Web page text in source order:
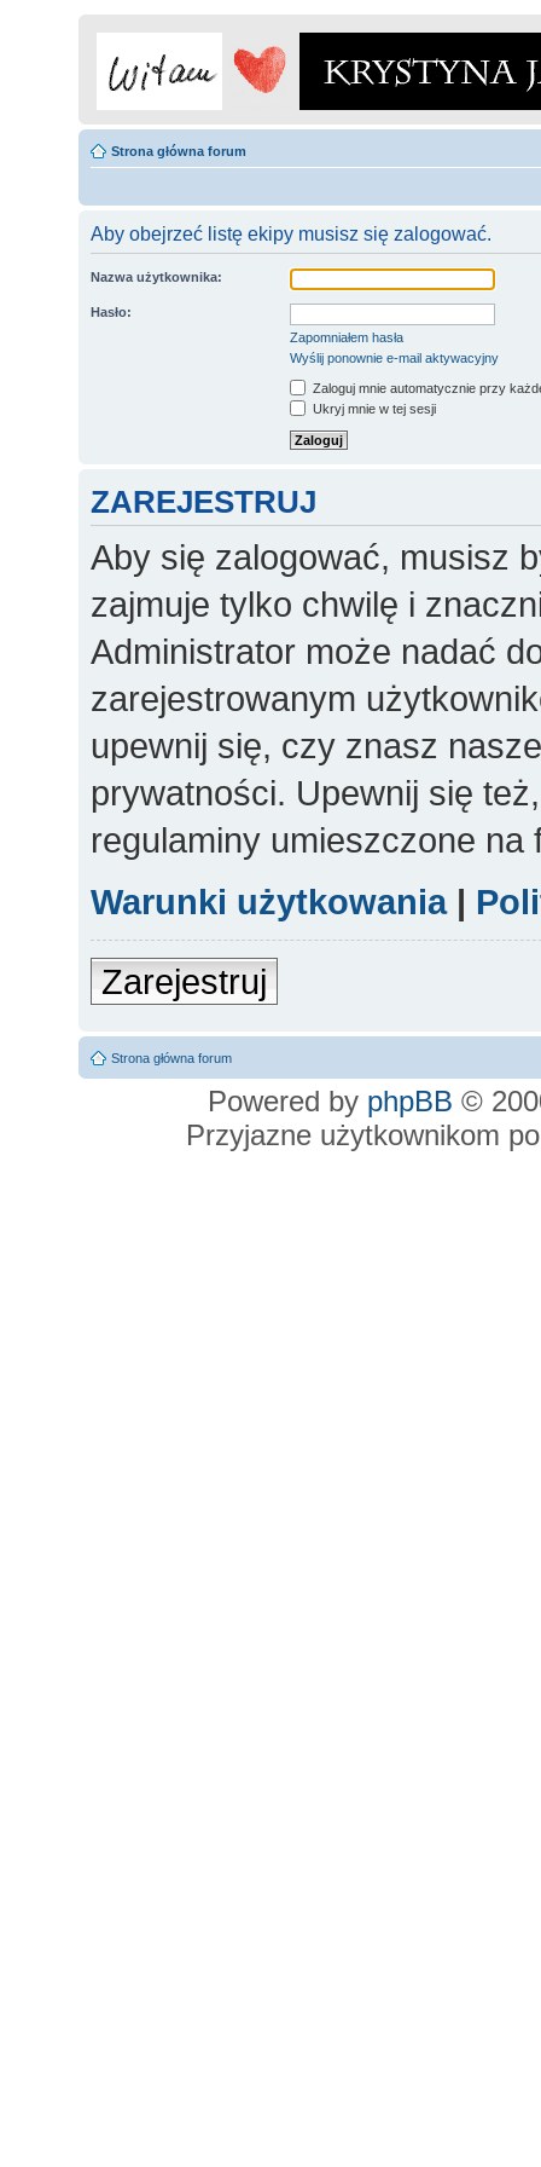
Strona główna forum
Aby obejrzeć listę ekipy musisz się zalogować.
Nazwa użytkownika:
Hasło:
Zapomniałem hasła
Wyślij ponownie e-mail aktywacyjny
Zaloguj mnie automatycznie przy
Ukryj mnie w tej sesji
ZAREJESTRUJ
Aby się zalogować, musisz
zajmuje tylko chwilę i
Administrator może nadać
zarejestrowanym
upewnij się, czy znasz
prywatności. Upewnij się
regulaminy umieszczone na
Warunki użytkowania|
Zarejestruj
Strona główna forum
Powered by phpBB ©
Przyjazne użytkownikom